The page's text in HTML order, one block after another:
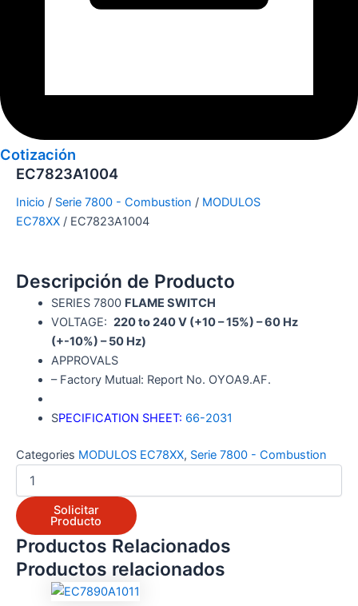
Cotización
EC7823A1004
Inicio / Serie 7800 - Combustion / MODULOS
EC78XX / EC7823A1004
Descripción de Producto
SERIES 7800 FLAME SWITCH
VOLTAGE: 220 to 240 V (+10 – 15%) – 60 Hz
(+-10%) – 50 Hz)
APPROVALS
– Factory Mutual: Report No. OYOA9.AF.
SPECIFICATION SHEET: 66-2031
Categories MODULOS EC78XX, Serie 7800 - Combustion
Solicitar
Producto
Productos Relacionados
Productos relacionados